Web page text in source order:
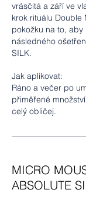
vrásčitá a září ve
krok rituálu
pokožku na to,
následného
SILK.
Jak aplikovat:
Ráno a večer po
přiměřené
celý obličej.
MICRO
ABSOLUTE